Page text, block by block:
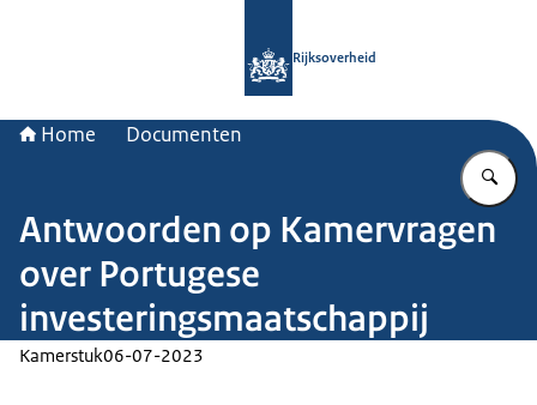
Rijksoverheid
Home Documenten
Antwoorden op Kamervragen
over Portugese
investeringsmaatschappij
Kamerstuk06-07-2023